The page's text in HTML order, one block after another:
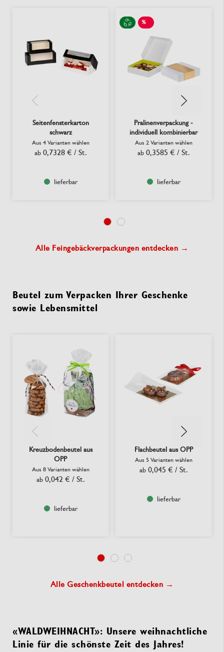
Seitenfensterkarton
schwarz
Aus 4 Varianten wählen
ab 0,7328 € / St.
lieferbar
%
Pralinenverpackung -
individuell kombinierbar
Aus 2 Varianten wählen
ab 0,3585 € / St.
lieferbar
Alle Feingebäckverpackungen entdecken →
Beutel zum Verpacken Ihrer Geschenke
sowie Lebensmittel
Kreuzbodenbeutel aus
OPP
Aus 8 Varianten wählen
ab 0,042 € / St.
lieferbar
Flachbeutel aus OPP
Aus 5 Varianten wählen
ab 0,045 € / St.
lieferbar
Alle Geschenkbeutel entdecken →
«WALDWEIHNACHT»: Unsere weihnachtliche
Linie für die schönste Zeit des Jahres!